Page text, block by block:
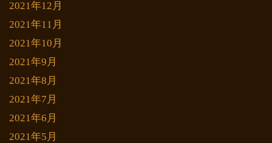
2021年12月
2021年11月
2021年10月
2021年9月
2021年8月
2021年7月
2021年6月
2021年5月